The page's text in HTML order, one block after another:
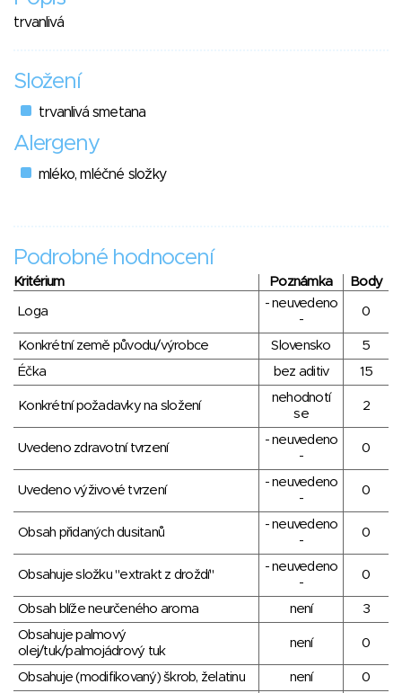
trvanlivá
Složení
trvanlivá smetana
Alergeny
mléko, mléčné složky
Podrobné hodnocení
Kritérium Poznámka Body
Loga
- neuvedeno
-
0
Konkrétní země původu/výrobce Slovensko
5
Éčka
bez aditiv 15
Konkrétní požadavky na složení
nehodnotí
se
2
Uvedeno zdravotní tvrzení
- neuvedeno
-
0
Uvedeno výživové tvrzení
- neuvedeno
-
0
Obsah přidaných dusitanů
- neuvedeno
-
0
Obsahuje složku "extrakt z droždí"
- neuvedeno
-
0
Obsah blíže neurčeného aroma není
3
Obsahuje palmový
olej/tuk/palmojádrový tuk
není 0
Obsahuje (modifikovaný) škrob, želatinu není 0